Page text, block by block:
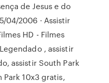
de Jesus e do
04/2006 · Assistir
HD - Filmes
, assistir
assistir South Park
Park 10x3 gratis,